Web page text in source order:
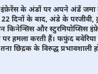
इंफ़ेरेंस के अंडों पर अपने अंडें
के बाद, अंडे के परजीवी,
किनेन्सिस और स्टुरमियोप्सिस
पर हमला करती हैं। फफुंद
छिद्रक के विरुद्ध प्रभावशाली